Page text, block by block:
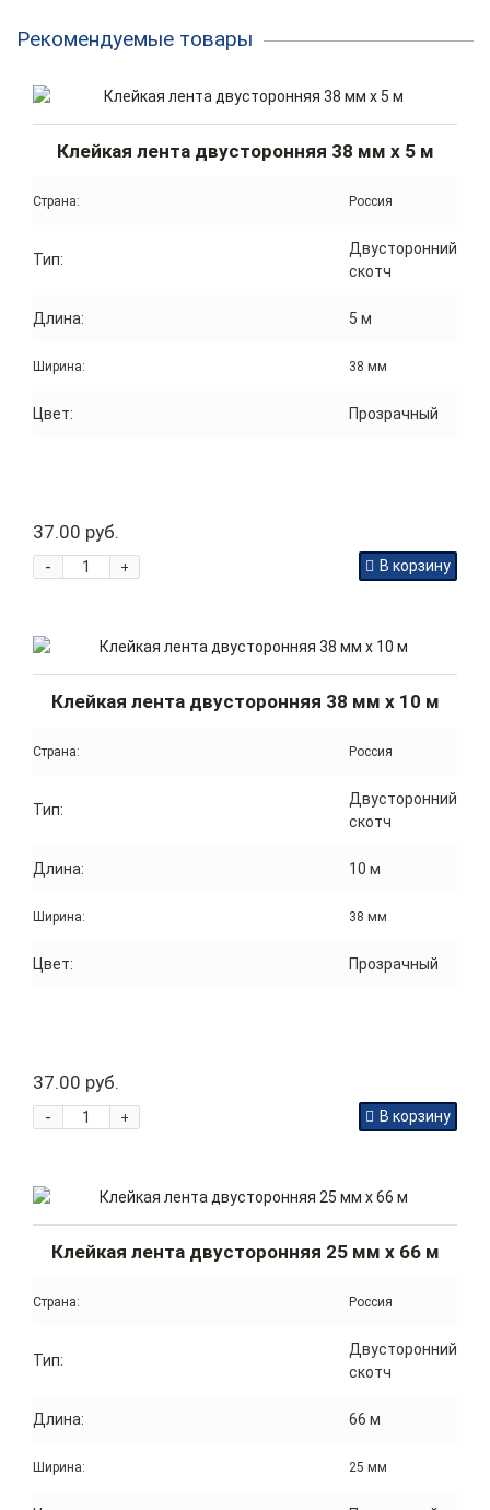
Рекомендуемые товары
Клейкая лента двусторонняя 38 мм x 5 м
Страна: Россия
Тип:
Двусторонний
скотч
Длина: 5 м
Ширина: 38 мм
Цвет: Прозрачный
37.00 руб.
+
- В корзину
Клейкая лента двусторонняя 38 мм x 10 м
Страна: Россия
Тип:
Двусторонний
скотч
Длина: 10 м
Ширина: 38 мм
Цвет: Прозрачный
37.00 руб.
+
- В корзину
Клейкая лента двусторонняя 25 мм x 66 м
Страна: Россия
Тип:
Двусторонний
скотч
Длина: 66 м
Ширина: 25 мм